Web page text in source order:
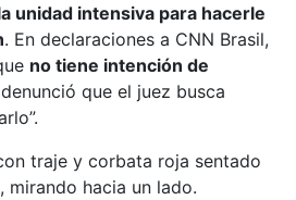
unidad intensiva para hacerle
. En declaraciones a CNN Brasil,
no tiene intención de
que el juez busca